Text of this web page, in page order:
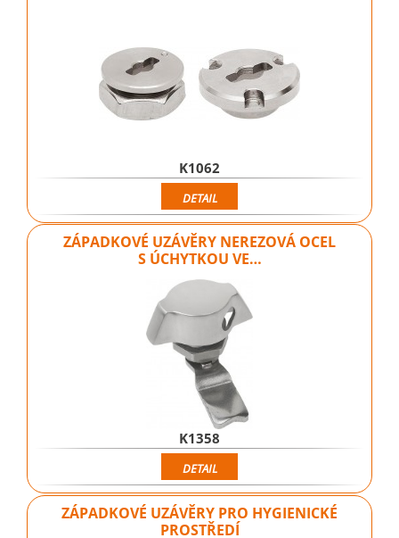
K1062
DETAIL
ZÁPADKOVÉ UZÁVĚRY NEREZOVÁ OCEL
S ÚCHYTKOU VE…
K1358
DETAIL
ZÁPADKOVÉ UZÁVĚRY PRO HYGIENICKÉ
PROSTŘEDÍ